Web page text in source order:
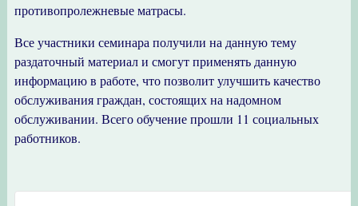
противопролежневые матрасы.
Все участники семинара получили на данную тему
раздаточный материал и смогут применять данную
информацию в работе, что позволит улучшить качество
обслуживания граждан, состоящих на надомном
обслуживании. Всего обучение прошли 11 социальных
работников.